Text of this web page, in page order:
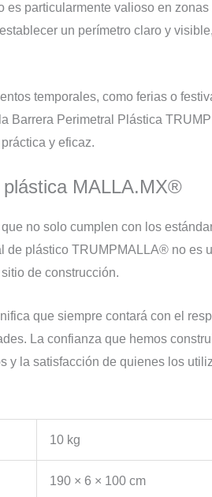
particularmente valioso en
un perímetro claro y
temporales, como ferias o
Barrera Perimetral Plástica
y eficaz.
MALLA.MX®
no solo cumplen con los
de plástico TRUMPMALLA® no es
de construcción.
que siempre contará con el
La confianza que hemos
y la satisfacción de quienes los
10 kg
190 × 6 × 100 cm